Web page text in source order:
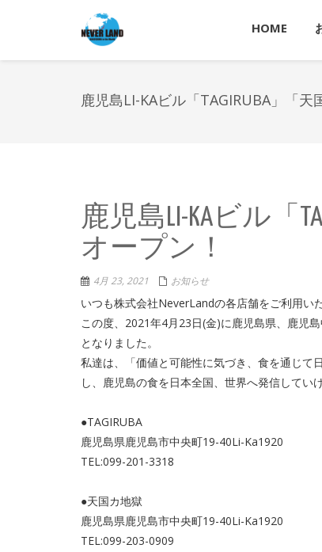
HOME
鹿児島LI-KAビル「TAGIRUBA」「天
鹿児島LI-KAビル「
オープン！
4月 23, 2021 お知らせ
いつも株式会社NeverLandの各店舗をご利用い
この度、2021年4月23日(金)に鹿児島県、鹿児
となりました。
私達は、「価値と可能性に気づき、食を通じて
し、鹿児島の食を日本全国、世界へ発信してい
●TAGIRUBA
鹿児島県鹿児島市中央町19-40Li-Ka1920
TEL:099-201-3318
●天国カ地獄
鹿児島県鹿児島市中央町19-40Li-Ka1920
TEL:099-203-0909